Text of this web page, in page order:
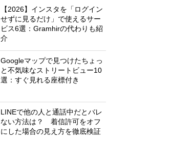
【2026】インスタを「ログイン
せずに見るだけ」で使えるサー
ビス6選：Gramhirの代わりも紹
介
Googleマップで見つけたちょっ
と不気味なストリートビュー10
選：すぐ見れる座標付き
LINEで他の人と通話中だとバレ
ない方法は？ 着信許可をオフ
にした場合の見え方を徹底検証